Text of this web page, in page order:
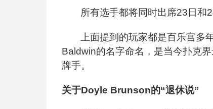
所有选手都将同时出席23日和
上面提到的玩家都是百乐宫
Baldwin的名字命名，是当今扑克
牌手。
关于Doyle Brunson的“退休说”